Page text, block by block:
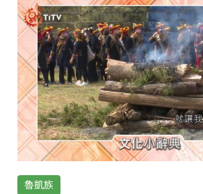
魯凱族